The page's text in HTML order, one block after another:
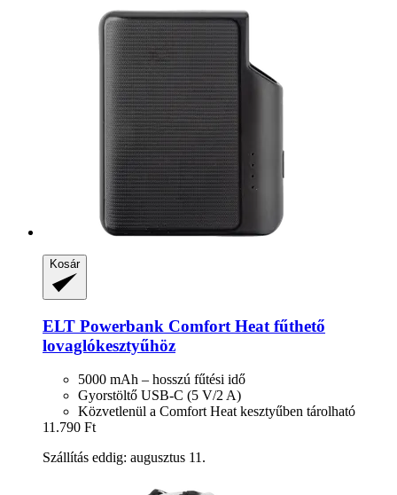
Kosár
ELT Powerbank Comfort Heat fűthető
lovaglókesztyűhöz
5000 mAh – hosszú fűtési idő
Gyorstöltő USB-C (5 V/2 A)
Közvetlenül a Comfort Heat kesztyűben tárolható
11.790 Ft
Szállítás eddig: augusztus 11.